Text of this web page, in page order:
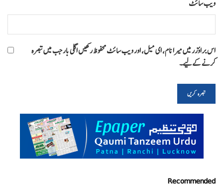
ویب‌ سائٹ
اس براؤزر میں میرا نام، ای میل، اور ویب سائٹ محفوظ رکھیں اگلی بار جب میں تبصرہ
کرنے کےلیے۔
Recommended